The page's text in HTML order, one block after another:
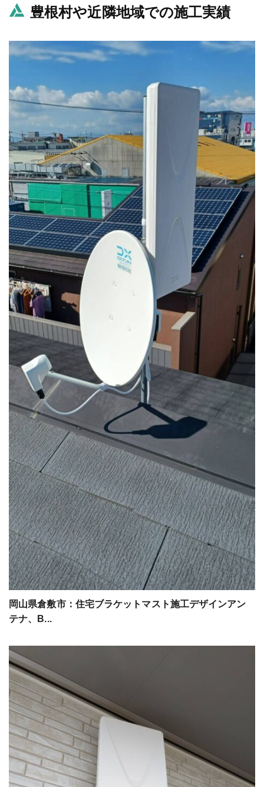
豊根村や近隣地域での施工実績
岡山県倉敷市：住宅ブラケットマスト施工デザインアン
テナ、B...